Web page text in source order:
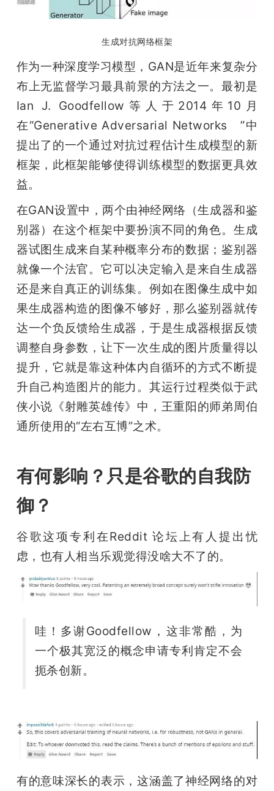
生成对抗网络框架
作为一种深度学习模型，GAN是近年来复杂分
布上无监督学习最具前景的方法之一。最初是
Ian J. Goodfellow等人于2014年10月
在“Generative Adversarial Networks	”中
提出了的一个通过对抗过程估计生成模型的新
框架，此框架能够使得训练模型的数据更具效
益。
在GAN设置中，两个由神经网络（生成器和鉴
别器）在这个框架中要扮演不同的角色。生成
器试图生成来自某种概率分布的数据；鉴别器
就像一个法官。它可以决定输入是来自生成器
还是来自真正的训练集。例如在图像生成中如
果生成器构造的图像不够好，那么鉴别器就传
达一个负反馈给生成器，于是生成器根据反馈
调整自身参数，让下一次生成的图片质量得以
提升，它就是靠这种体内自循环的方式不断提
升自己构造图片的能力。其运行过程类似于武
侠小说《射雕英雄传》中，王重阳的师弟周伯
通所使用的“左右互博”之术。
有何影响？只是谷歌的自我防
御？
谷歌这项专利在Reddit 论坛上有人提出忧
虑，也有人相当乐观觉得没啥大不了的。
哇！多谢Goodfellow，这非常酷，为
一个极其宽泛的概念申请专利肯定不会
扼杀创新。
有的意味深长的表示，这涵盖了神经网络的对